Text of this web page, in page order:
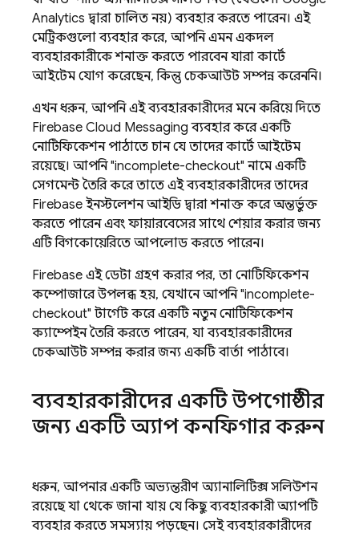
Analytics দ্বারা চালিত নয়) ব্যবহার করতে পারেন। এই
মেট্রিকগুলো ব্যবহার করে, আপনি এমন একদল
ব্যবহারকারীকে শনাক্ত করতে পারবেন যারা কার্টে
আইটেম যোগ করেছেন, কিন্তু চেকআউট সম্পন্ন করেননি।
এখন ধরুন, আপনি এই ব্যবহারকারীদের মনে করিয়ে দিতে
Firebase Cloud Messaging ব্যবহার করে একটি
নোটিফিকেশন পাঠাতে চান যে তাদের কার্টে আইটেম
রয়েছে। আপনি "incomplete-checkout" নামে একটি
সেগমেন্ট তৈরি করে তাতে এই ব্যবহারকারীদের তাদের
Firebase ইনস্টলেশন আইডি দ্বারা শনাক্ত করে অন্তর্ভুক্ত
করতে পারেন এবং ফায়ারবেসের সাথে শেয়ার করার জন্য
এটি বিগকোয়েরিতে আপলোড করতে পারেন।
Firebase এই ডেটা গ্রহণ করার পর, তা নোটিফিকেশন
কম্পোজারে উপলব্ধ হয়, যেখানে আপনি "incomplete-
checkout" টার্গেট করে একটি নতুন নোটিফিকেশন
ক্যাম্পেইন তৈরি করতে পারেন, যা ব্যবহারকারীদের
চেকআউট সম্পন্ন করার জন্য একটি বার্তা পাঠাবে।
ব্যবহারকারীদের একটি উপগোষ্ঠীর
জন্য একটি অ্যাপ কনফিগার করুন
ধরুন, আপনার একটি অভ্যন্তরীণ অ্যানালিটিক্স সলিউশন
রয়েছে যা থেকে জানা যায় যে কিছু ব্যবহারকারী অ্যাপটি
ব্যবহার করতে সমস্যায় পড়ছেন। সেই ব্যবহারকারীদের